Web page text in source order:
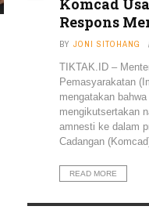
Respons
BY JONI SITOHANG
TIKTAK.ID –
Pemasyarakatan
mengatakan
mengikutsertakan
amnesti ke dalam
Cadangan
READ MORE